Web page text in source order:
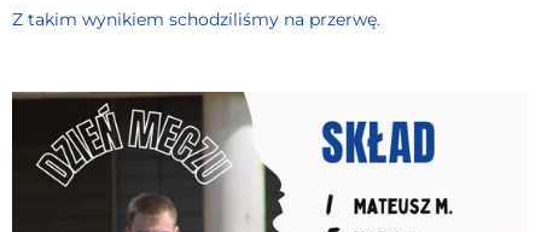
Z takim wynikiem schodziliśmy na przerwę.